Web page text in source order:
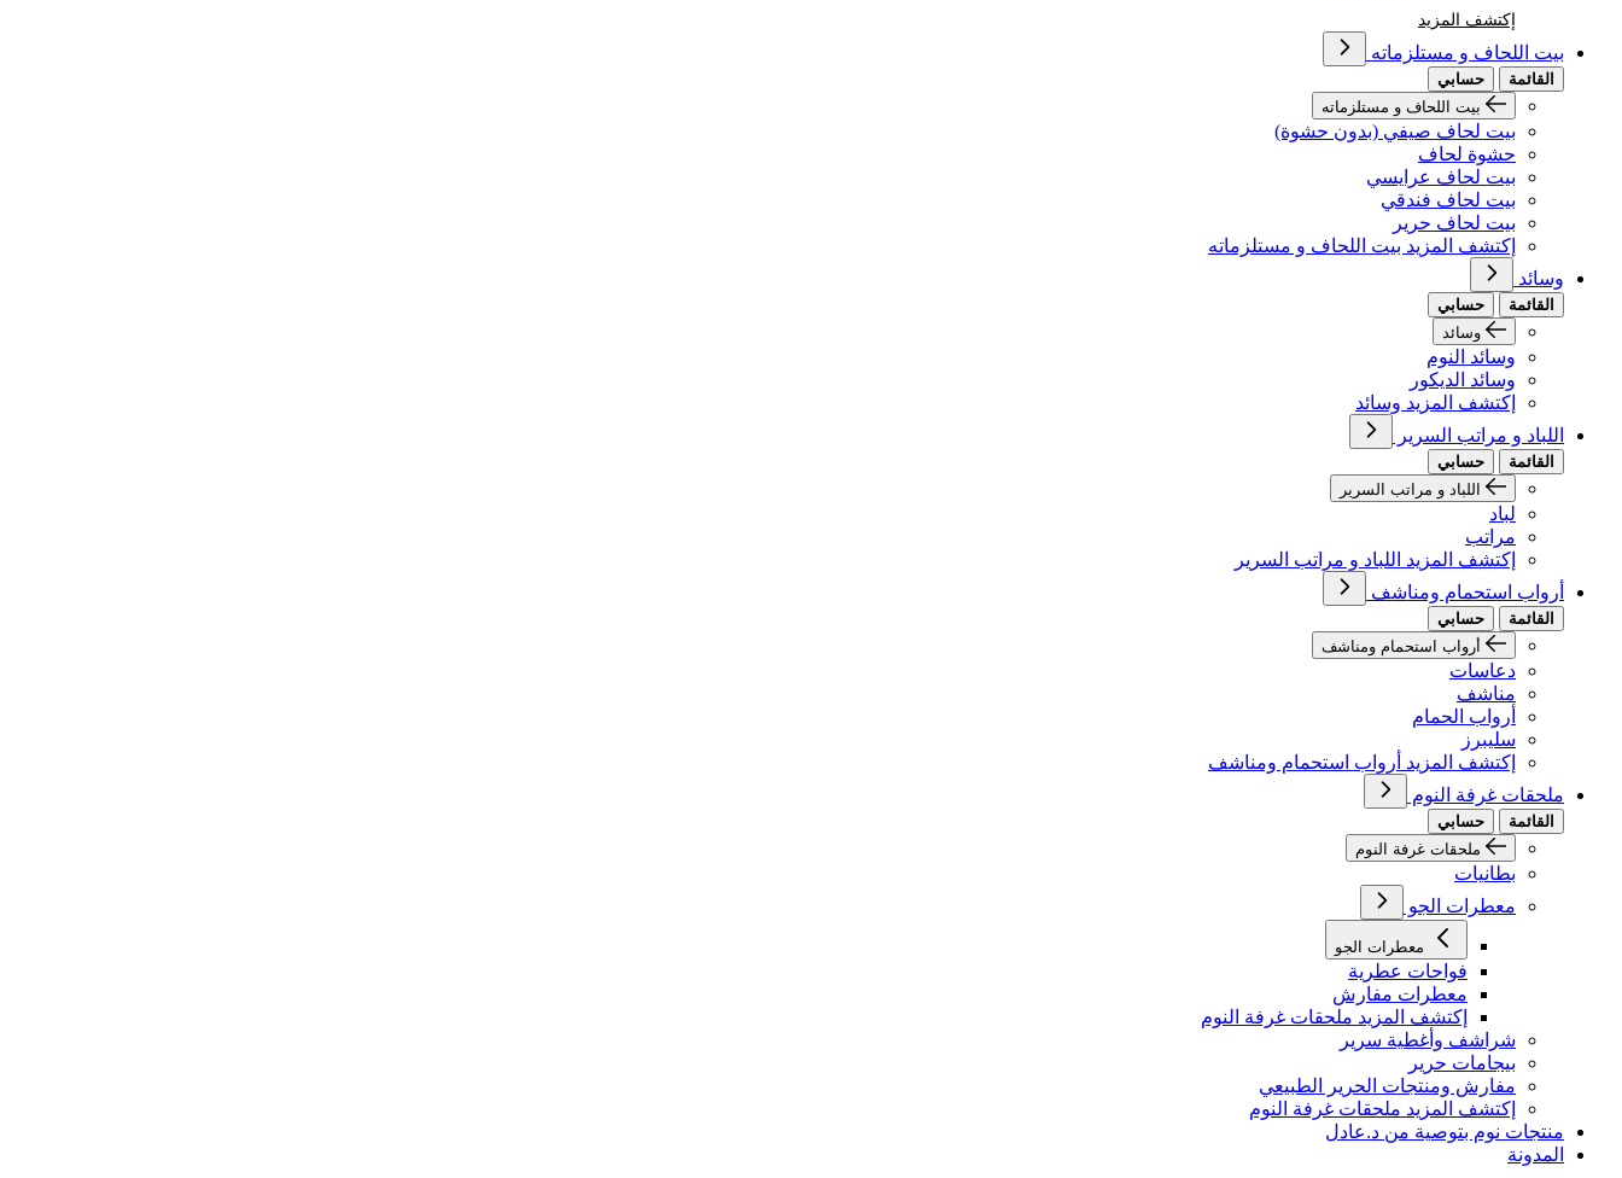
إكتشف المزيد
بيت اللحاف و مستلزماته
القائمة
حسابي
بيت اللحاف و مستلزماته
بيت لحاف صيفي (بدون حشوة)
حشوة لحاف
بيت لحاف عرايسي
بيت لحاف فندقي
بيت لحاف حرير
إكتشف المزيد بيت اللحاف و مستلزماته
وسائد
القائمة
حسابي
وسائد
وسائد النوم
وسائد الديكور
إكتشف المزيد وسائد
اللباد و مراتب السرير
القائمة
حسابي
اللباد و مراتب السرير
لباد
مراتب
إكتشف المزيد اللباد و مراتب السرير
أرواب استحمام ومناشف
القائمة
حسابي
أرواب استحمام ومناشف
دعاسات
مناشف
أرواب الحمام
سليبرز
إكتشف المزيد أرواب استحمام ومناشف
ملحقات غرفة النوم
القائمة
حسابي
ملحقات غرفة النوم
بطانيات
معطرات الجو
معطرات الجو
فواحات عطرية
معطرات مفارش
إكتشف المزيد ملحقات غرفة النوم
شراشف وأغطية سرير
بيجامات حرير
مفارش ومنتجات الحرير الطبيعي
إكتشف المزيد ملحقات غرفة النوم
منتجات نوم بتوصية من د.عادل
المدونة